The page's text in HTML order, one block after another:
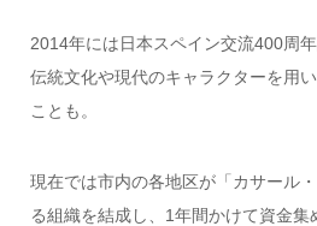
2014年には日本スペイン交流400周
伝統文化や現代のキャラクターを用
ことも。
現在では市内の各地区が「カサール
る組織を結成し、1年間かけて資金